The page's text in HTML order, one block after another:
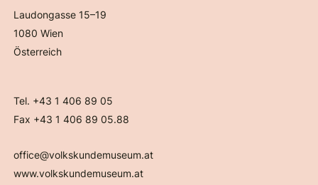
Laudongasse 15–19
1080 Wien
Österreich
Tel. +43 1 406 89 05
Fax +43 1 406 89 05.88
office@volkskundemuseum.at
www.volkskundemuseum.at